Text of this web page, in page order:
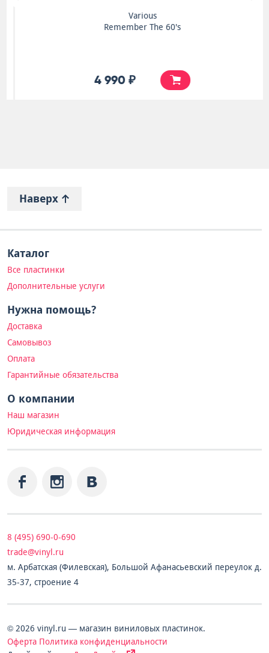
Various
Remember The 60's
4 990 ₽
Наверх
Каталог
Все пластинки
Дополнительные услуги
Нужна помощь?
Доставка
Самовывоз
Оплата
Гарантийные обязательства
О компании
Наш магазин
Юридическая информация
8 (495) 690-0-690
trade@vinyl.ru
м. Арбатская (Филевская), Большой Афанасьевский переулок д.
35-37, строение 4
© 2026 vinyl.ru — магазин виниловых пластинок.
Оферта Политика конфиденциальности